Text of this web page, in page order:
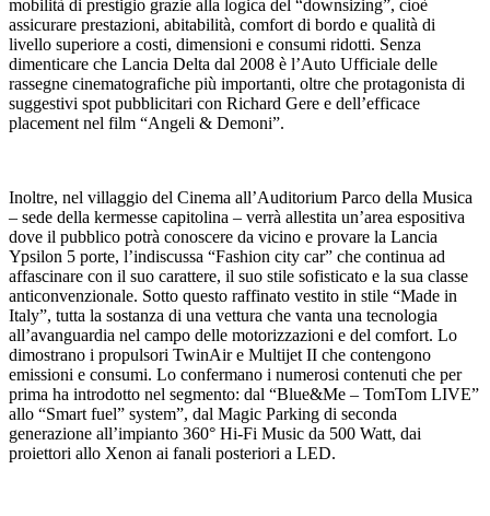
mobilità di prestigio grazie alla logica del “downsizing”, cioè
assicurare prestazioni, abitabilità, comfort di bordo e qualità di
livello superiore a costi, dimensioni e consumi ridotti. Senza
dimenticare che Lancia Delta dal 2008 è l’Auto Ufficiale delle
rassegne cinematografiche più importanti, oltre che protagonista di
suggestivi spot pubblicitari con Richard Gere e dell’efficace
placement nel film “Angeli & Demoni”.
Inoltre, nel villaggio del Cinema all’Auditorium Parco della Musica
– sede della kermesse capitolina – verrà allestita un’area espositiva
dove il pubblico potrà conoscere da vicino e provare la Lancia
Ypsilon 5 porte, l’indiscussa “Fashion city car” che continua ad
affascinare con il suo carattere, il suo stile sofisticato e la sua classe
anticonvenzionale. Sotto questo raffinato vestito in stile “Made in
Italy”, tutta la sostanza di una vettura che vanta una tecnologia
all’avanguardia nel campo delle motorizzazioni e del comfort. Lo
dimostrano i propulsori TwinAir e Multijet II che contengono
emissioni e consumi. Lo confermano i numerosi contenuti che per
prima ha introdotto nel segmento: dal “Blue&Me – TomTom LIVE”
allo “Smart fuel” system”, dal Magic Parking di seconda
generazione all’impianto 360° Hi-Fi Music da 500 Watt, dai
proiettori allo Xenon ai fanali posteriori a LED.